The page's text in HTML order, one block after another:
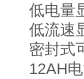
低电量
低流速
密封式
12AH